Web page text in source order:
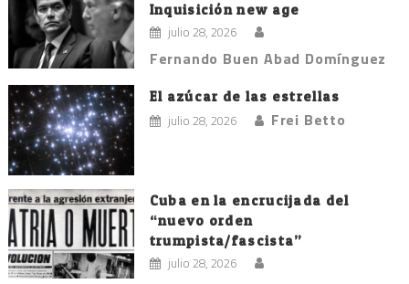
Inquisición new age
julio 28, 2026
Fernando Buen Abad Domínguez
El azúcar de las estrellas
julio 28, 2026 Frei Betto
Cuba en la encrucijada del
“nuevo orden
trumpista/fascista”
julio 28, 2026